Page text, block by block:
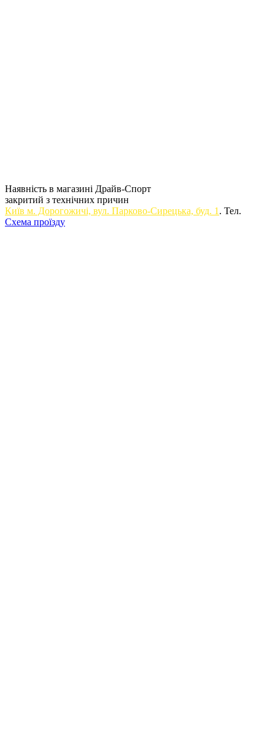
Наявність в магазині Драйв-Спорт
закритий з технічних причин
Київ м. Дорогожичi, вул. Парково-Сирецька, буд. 1 . Тел.
Схема проїзду